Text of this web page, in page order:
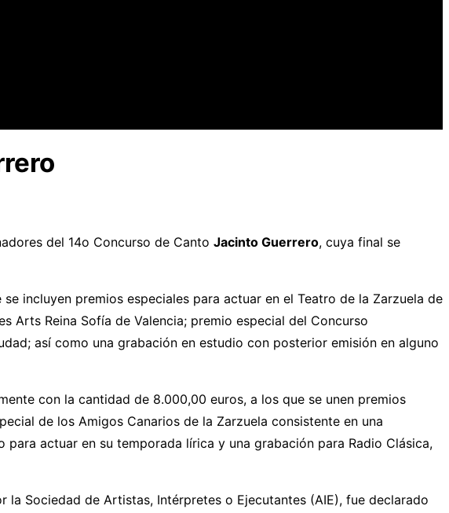
del 14o Concurso de Canto Jacinto Guerrero, cuya final se
incluyen premios especiales para actuar en el Teatro de la Zarzuela de
Arts Reina Sofía de Valencia; premio especial del Concurso
así como una grabación en estudio con posterior emisión en alguno
con la cantidad de 8.000,00 euros, a los que se unen premios
de los Amigos Canarios de la Zarzuela consistente en una
actuar en su temporada lírica y una grabación para Radio Clásica,
Sociedad de Artistas, Intérpretes o Ejecutantes (AIE), fue declarado